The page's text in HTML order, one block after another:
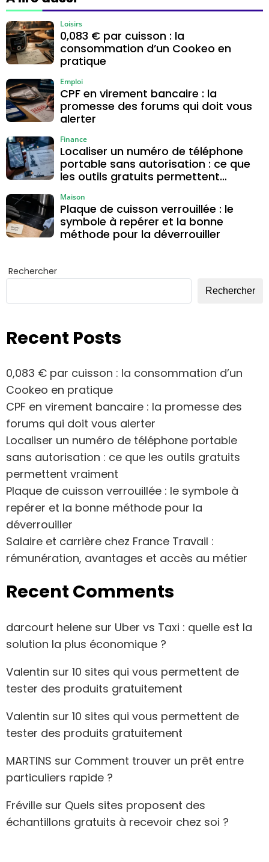
restauration
0,083 € par cuisson : la
consommation d’un Cookeo en
pratique
Loisirs
CPF en virement bancaire : la
promesse des forums qui doit vous
alerter
Emploi
Localiser un numéro de téléphone
portable sans autorisation : ce que
les outils gratuits permettent
Finance
Plaque de cuisson verrouillée : le
symbole à repérer et la bonne
méthode pour la déverrouiller
Maison
Rechercher
Rechercher
Recent Posts
0,083 € par cuisson : la consommation d’un
Cookeo en pratique
CPF en virement bancaire : la promesse des
forums qui doit vous alerter
Localiser un numéro de téléphone portable
sans autorisation : ce que les outils gratuits
permettent vraiment
Plaque de cuisson verrouillée : le symbole à
repérer et la bonne méthode pour la
déverrouiller
Salaire et carrière chez France Travail :
rémunération, avantages et accès au métier
Recent Comments
darcourt helene sur Uber vs Taxi : quelle est la
solution la plus économique ?
Valentin sur 10 sites qui vous permettent de
tester des produits gratuitement
Valentin sur 10 sites qui vous permettent de
tester des produits gratuitement
MARTINS sur Comment trouver un prêt entre
particuliers rapide ?
Fréville sur Quels sites proposent des
échantillons gratuits à recevoir chez soi ?